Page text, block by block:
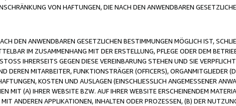
VON HAFTUNGEN, DIE NACH DEN ANWENDBAREN
DEN ANWENDBAREN GESETZLICHEN BESTIMMUNGEN MÖGLICH IST,
IM ZUSAMMENHANG MIT DER ERSTELLUNG, PFLEGE ODER DEM
IHRERSEITS GEGEN DIESE VEREINBARUNG STEHEN UND SIE
DEREN MITARBEITER, FUNKTIONSTRÄGER (OFFICERS), ORGANMITGLIEDER
KOSTEN UND AUSLAGEN (EINSCHLIESSLICH ANGEMESSENER
MIT (A) IHRER WEBSITE BZW. AUF IHRER WEBSITE ERSCHEINENDEM
ANDEREN APPLIKATIONEN, INHALTEN ODER PROZESSEN, (B) DER